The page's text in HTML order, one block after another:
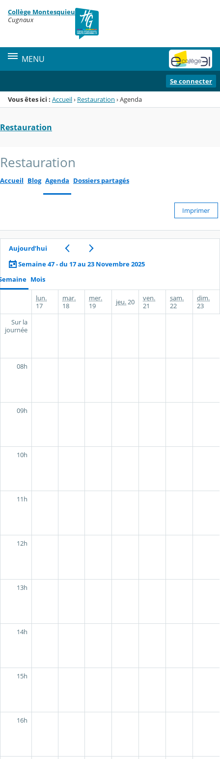
Menu de la rubrique
Contenu
Collège Montesquieu
Cugnaux
MENU
Se connecter
Vous êtes ici : Accueil› Restauration ›Agenda
Restauration
Restauration
Accueil Blog Agenda Dossiers partagés
Imprimer
Aujourd’hui
Semaine 47 - du 17 au 23 Novembre 2025
Mois
lun.
17
mar.
18
mer.
19
jeu. 20
ven.
21
sam.
22
dim.
23
Sur la
journée
08h
09h
10h
11h
12h
13h
14h
15h
16h